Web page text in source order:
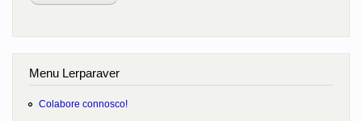
Menu Lerparaver
Colabore connosco!